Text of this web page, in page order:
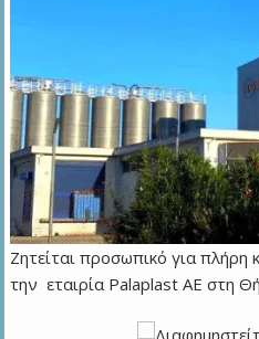
Ζητείται προσωπικό για
την εταιρία Palaplast AE στη